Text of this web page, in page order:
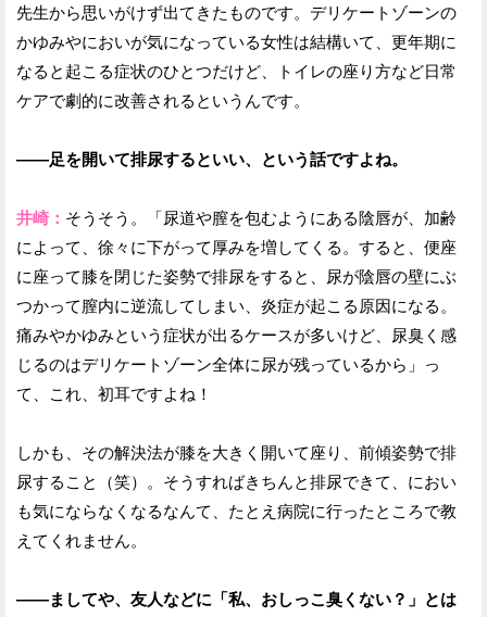
先生から思いがけず出てきたものです。デリケートゾーンの
かゆみやにおいが気になっている女性は結構いて、更年期に
なると起こる症状のひとつだけど、トイレの座り方など日常
ケアで劇的に改善されるというんです。
——足を開いて排尿するといい、という話ですよね。
井崎： そうそう。「尿道や膣を包むようにある陰唇が、加齢
によって、徐々に下がって厚みを増してくる。すると、便座
に座って膝を閉じた姿勢で排尿をすると、尿が陰唇の壁にぶ
つかって膣内に逆流してしまい、炎症が起こる原因になる。
痛みやかゆみという症状が出るケースが多いけど、尿臭く感
じるのはデリケートゾーン全体に尿が残っているから」っ
て、これ、初耳ですよね！
しかも、その解決法が膝を大きく開いて座り、前傾姿勢で排
尿すること（笑）。そうすればきちんと排尿できて、におい
も気にならなくなるなんて、たとえ病院に行ったところで教
えてくれません。
——ましてや、友人などに「私、おしっこ臭くない？」とは